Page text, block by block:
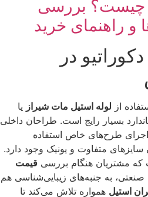
چیست؟ بررسی
و راهنمای خرید
در
از لوله استیل مات شیراز یا
بسیار رایج است. طراحان داخلی
اجرای طرح‌های خاص استفاده
متفاوت و یونیک وجود دارد.
مشتریان هنگام بررسی قیمت
صنعتی، به جنبه‌های زیبایی‌شناسی هم
استیل همواره تلاش می‌کند تا